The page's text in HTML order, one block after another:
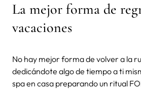
La mejor forma de
vacaciones
No hay mejor forma de volver a la
dedicándote algo de tiempo a ti
spa en casa preparando un ritual